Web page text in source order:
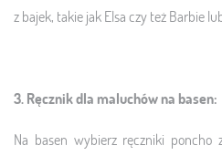
z bajek, takie jak Elsa czy też Barbie
3. Ręcznik dla maluchów na basen:
Na basen wybierz ręczniki poncho